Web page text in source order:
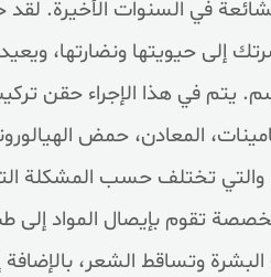
في السنوات الأخيرة.
حيويتها ونضارتها، ويعيد
يتم في هذا الإجراء حقن
المعادن، حمض
والتي تختلف حسب المشكلة
تقوم بإيصال المواد إلى
وتساقط الشعر،